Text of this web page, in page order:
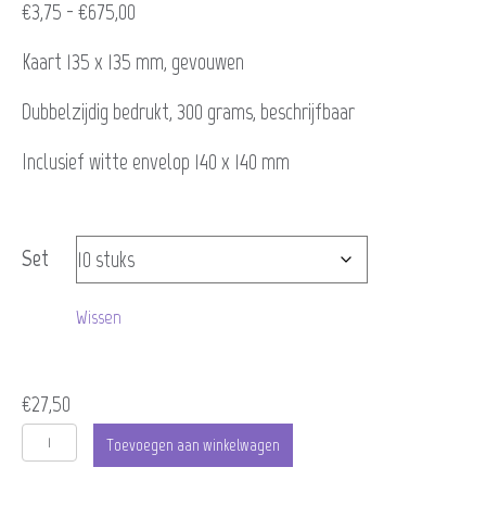
€3,75 - €675,00
€675,00
Kaart 135 x 135 mm, gevouwen
Dubbelzijdig bedrukt, 300 grams, beschrijfbaar
Inclusief witte envelop 140 x 140 mm
Set
Wissen
€27,50
Toevoegen aan winkelwagen